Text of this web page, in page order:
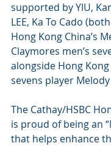
supported by YIU,
LEE, Ka To Cado
Hong Kong China’s
Claymores men’s
alongside Hong Kong
sevens player Melody
The Cathay/HSBC
is proud of being an
that helps enhance